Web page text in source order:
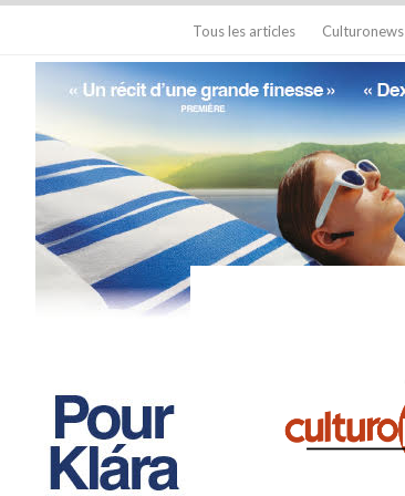
Tous les articles Culturonews